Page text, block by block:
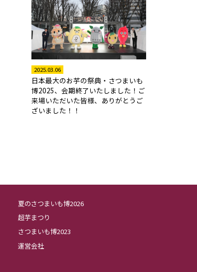
2025.03.06
日本最大のお芋の祭典・さつまいも
博2025、会期終了いたしました！ご
来場いただいた皆様、ありがとうご
ざいました！！
夏のさつまいも博2026
超芋まつり
さつまいも博2023
運営会社